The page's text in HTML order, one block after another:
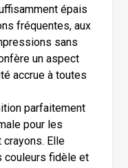
épais
fréquentes, aux
sans
un aspect
accrue à toutes
parfaitement
pour les
Elle
couleurs fidèle et